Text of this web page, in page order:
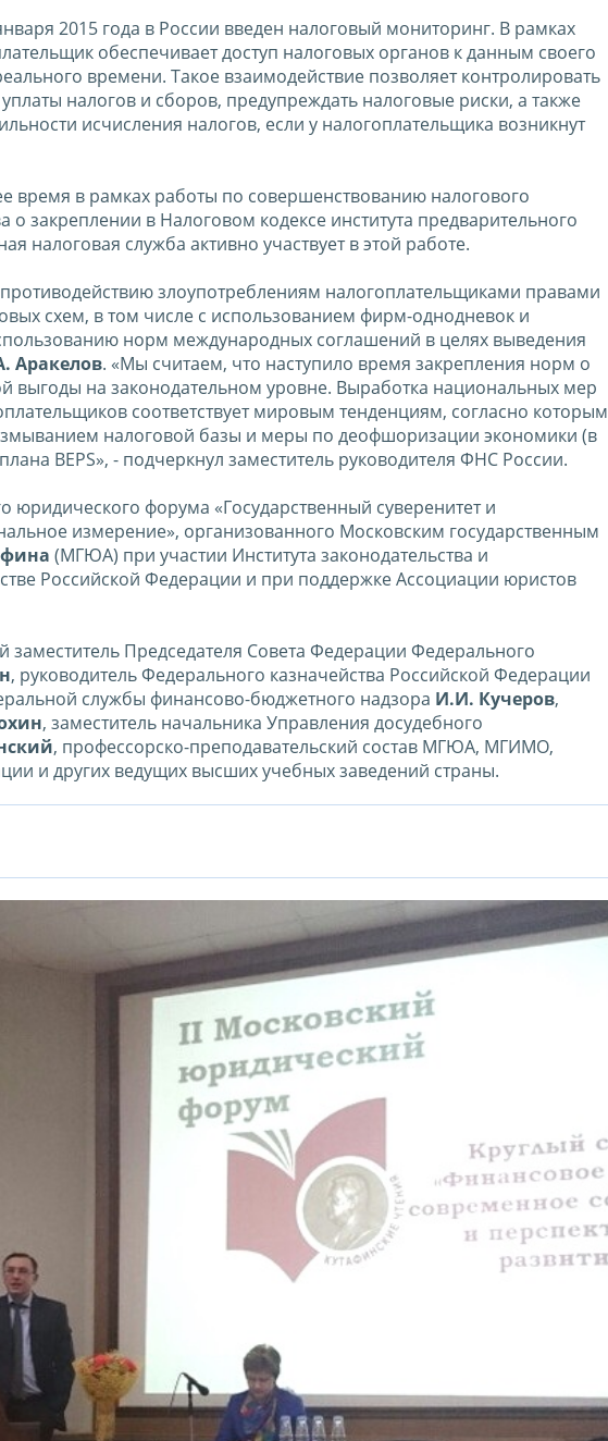
2015 года в России введен налоговый мониторинг. В рамках
обеспечивает доступ налоговых органов к данным своего
времени. Такое взаимодействие позволяет контролировать
налогов и сборов, предупреждать налоговые риски, а также
исчисления налогов, если у налогоплательщика возникнут
время в рамках работы по совершенствованию налогового
о закреплении в Налоговом кодексе института предварительного
налоговая служба активно участвует в этой работе.
злоупотреблениям налогоплательщиками правами
схем, в том числе с использованием фирм-однодневок и
норм международных соглашений в целях выведения
Аракелов. «Мы считаем, что наступило время закрепления норм о
выгоды на законодательном уровне. Выработка национальных мер
соответствует мировым тенденциям, согласно которым
налоговой базы и меры по деофшоризации экономики (в
BEPS», - подчеркнул заместитель руководителя ФНС России.
юридического форума «Государственный суверенитет и
измерение», организованного Московским государственным
(МГЮА) при участии Института законодательства и
Российской Федерации и при поддержке Ассоциации юристов
заместитель Председателя Совета Федерации Федерального
, руководитель Федерального казначейства Российской Федерации
службы финансово-бюджетного надзора И.И. Кучеров,
, заместитель начальника Управления досудебного
, профессорско-преподавательский состав МГЮА, МГИМО,
и других ведущих высших учебных заведений страны.